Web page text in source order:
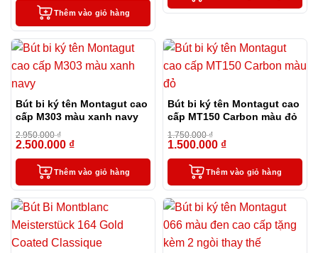
Thêm vào giỏ hàng
Bút bi ký tên Montagut cao
cấp M303 màu xanh navy
2.950.000₫
2.500.000 ₫
Thêm vào giỏ hàng
Bút bi ký tên Montagut cao
cấp MT150 Carbon màu đỏ
1.750.000₫
1.500.000 ₫
Thêm vào giỏ hàng